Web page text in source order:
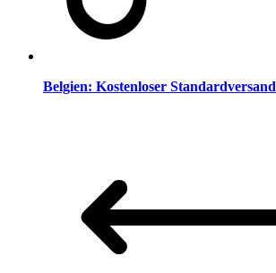
Belgien: Kostenloser Standardversand